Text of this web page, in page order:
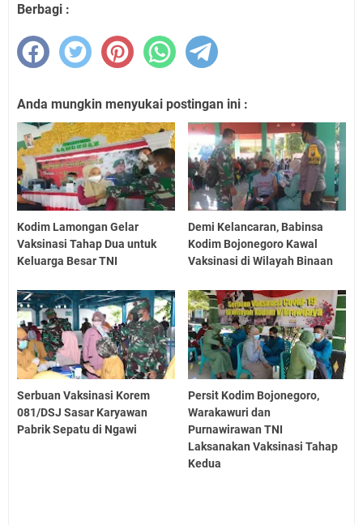
Berbagi :
Anda mungkin menyukai postingan ini :
Kodim Lamongan Gelar
Vaksinasi Tahap Dua untuk
Keluarga Besar TNI
Demi Kelancaran, Babinsa
Kodim Bojonegoro Kawal
Vaksinasi di Wilayah Binaan
Serbuan Vaksinasi Korem
081/DSJ Sasar Karyawan
Pabrik Sepatu di Ngawi
Persit Kodim Bojonegoro,
Warakawuri dan
Purnawirawan TNI
Laksanakan Vaksinasi Tahap
Kedua